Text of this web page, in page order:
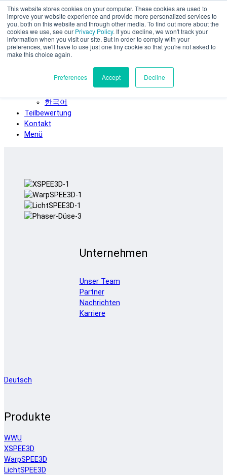
This website stores cookies on your computer. These cookies are used to
improve your website experience and provide more personalized services to
you, both on this website and through other media. To find out more about the
cookies we use, see our Privacy Policy. If you decline, we won't track your
information when you visit our site. But in order to comply with your
preferences, we'll have to use just one tiny cookie so that you're not asked to
make this choice again.
Preferences Accept Decline
Zum Hauptinhalt springen
SPEE3D
Deutsch
English
Español
Italiano
한국어
Teilbewertung
Kontakt
Menü
Unternehmen
Unser Team
Partner
Nachrichten
Karriere
Deutsch
Produkte
WWU
XSPEE3D
WarpSPEE3D
LichtSPEE3D